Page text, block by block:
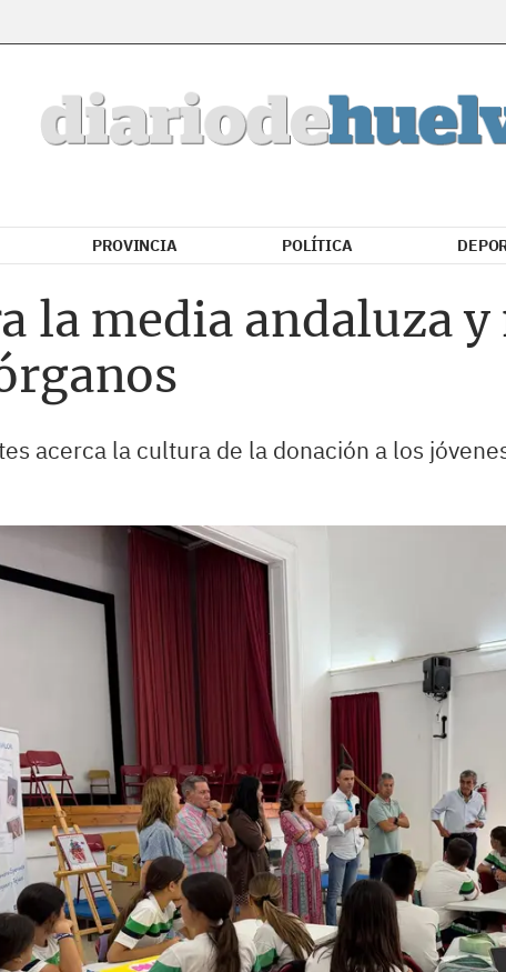
PROVINCIA POLÍTICA
la media andaluza
acerca la cultura de la donación a los